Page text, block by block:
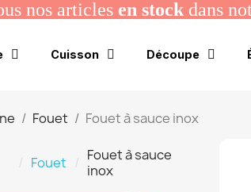
nos articlesen stockdans
Cuisson Découpe
Fouet Fouet à sauce inox
Fouet
Fouet à sauce
inox